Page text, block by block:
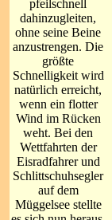
pfeilschnell
dahinzugleiten,
ohne seine Beine
anzustrengen. Die
größte
Schnelligkeit wird
natürlich erreicht,
wenn ein flotter
Wind im Rücken
weht. Bei den
Wettfahrten der
Eisradfahrer und
Schlittschuhsegler
auf dem
Müggelsee stellte